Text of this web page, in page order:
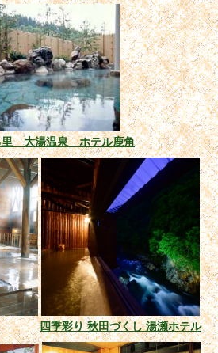
里 大湯温泉 ホテル鹿角
四季彩り 秋田づくし 湯瀬ホテル